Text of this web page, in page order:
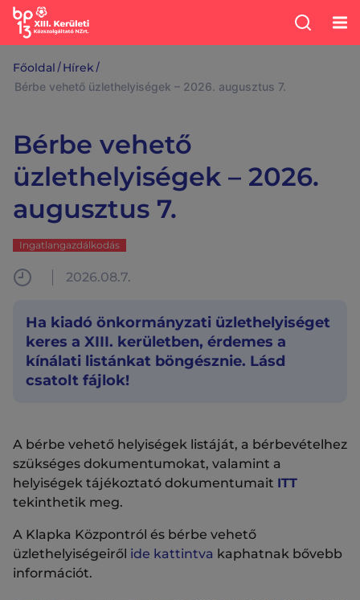
Főoldal /Hírek /
Bérbe vehető üzlethelyiségek – 2026. augusztus 7.
Bérbe vehető
üzlethelyiségek – 2026.
augusztus 7.
Ingatlangazdálkodás
2026.08.7.
Ha kiadó önkormányzati üzlethelyiséget
keres a XIII. kerületben, érdemes a
kínálati listánkat böngésznie. Lásd
csatolt fájlok!
A bérbe vehető helyiségek listáját, a bérbevételhez
szükséges dokumentumokat, valamint a
helyiségek tájékoztató dokumentumait ITT
tekinthetik meg.
A Klapka Központról és bérbe vehető
üzlethelyiségeiről ide kattintva kaphatnak bővebb
információt.